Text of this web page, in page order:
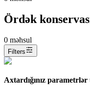
Ördək
0 məhsul
Filters
Axtardığınız